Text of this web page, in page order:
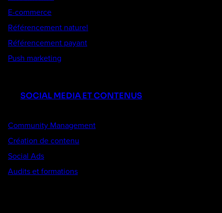
E-commerce
Référencement naturel
Référencement payant
Push marketing
SOCIAL MEDIA ET CONTENUS
Community Management
Création de contenu
Social Ads
Audits et formations